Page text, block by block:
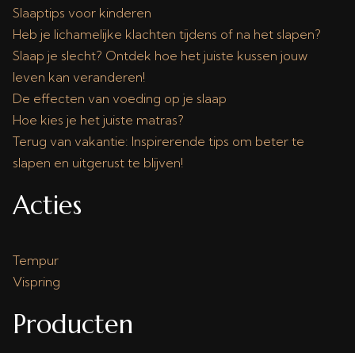
Slaaptips voor kinderen
Heb je lichamelijke klachten tijdens of na het slapen?
Slaap je slecht? Ontdek hoe het juiste kussen jouw
leven kan veranderen!
De effecten van voeding op je slaap
Hoe kies je het juiste matras?
Terug van vakantie: Inspirerende tips om beter te
slapen en uitgerust te blijven!
Acties
Tempur
Vispring
Producten